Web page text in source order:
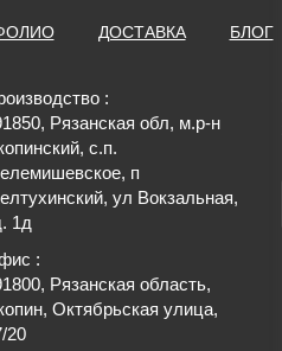
ДОСТАВКА БЛОГ
:
Рязанская обл, м.р-н
с.п.
п
ул Вокзальная,
1д
:
Рязанская область,
Октябрьская улица,
20